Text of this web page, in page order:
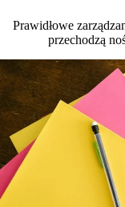
Prawidłowe
przechodzą